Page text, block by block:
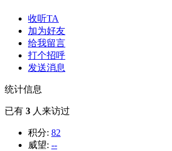
收听TA
加为好友
给我留言
打个招呼
发送消息
统计信息
已有 3 人来访过
积分: 82
威望: --